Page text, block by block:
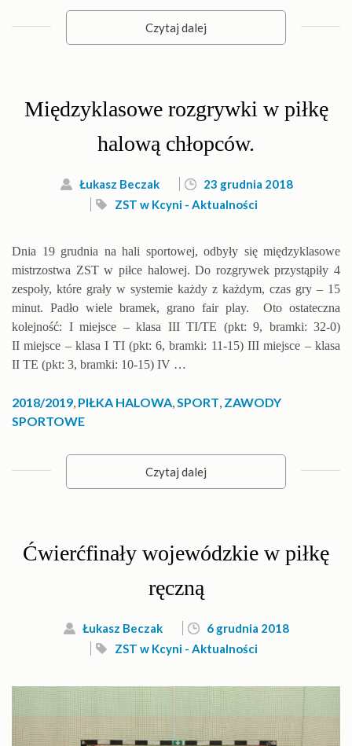
Czytaj dalej
Międzyklasowe rozgrywki w piłkę
halową chłopców.
Łukasz Beczak
23 grudnia 2018
ZST w Kcyni - Aktualności
Dnia 19 grudnia na hali sportowej, odbyły się międzyklasowe
mistrzostwa ZST w piłce halowej. Do rozgrywek przystąpiły 4
zespoły, które grały w systemie każdy z każdym, czas gry – 15
minut. Padło wiele bramek, grano fair play. Oto ostateczna
kolejność: I miejsce – klasa III TI/TE (pkt: 9, bramki: 32-0)
II miejsce – klasa I TI (pkt: 6, bramki: 11-15) III miejsce – klasa
II TE (pkt: 3, bramki: 10-15) IV …
2018/2019 PIŁKA HALOWA SPORT ZAWODY
SPORTOWE
Czytaj dalej
Ćwierćfinały wojewódzkie w piłkę
ręczną
Łukasz Beczak
6 grudnia 2018
ZST w Kcyni - Aktualności